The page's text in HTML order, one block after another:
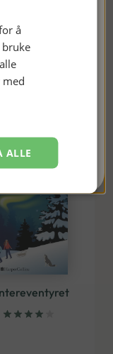
KJØP
tilbud. 😊
å
bruke
ALLE